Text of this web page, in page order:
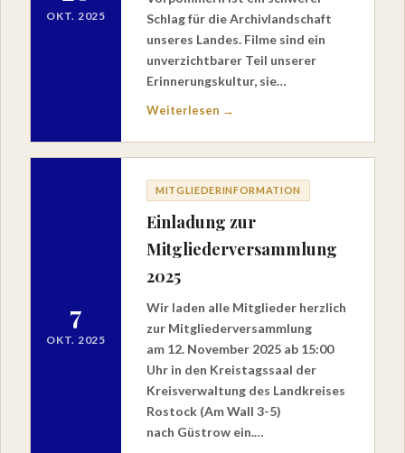
OKT. 2025
Schlag für die Archivlandschaft
unseres Landes. Filme sind ein
unverzichtbarer Teil unserer
Erinnerungskultur, sie…
Weiterlesen →
7
OKT. 2025
MITGLIEDERINFORMATION
Einladung zur
Mitgliederversammlung
2025
Wir laden alle Mitglieder herzlich
zur Mitgliederversammlung
am 12. November 2025 ab 15:00
Uhr in den Kreistagssaal der
Kreisverwaltung des Landkreises
Rostock (Am Wall 3-5)
nach Güstrow ein.…